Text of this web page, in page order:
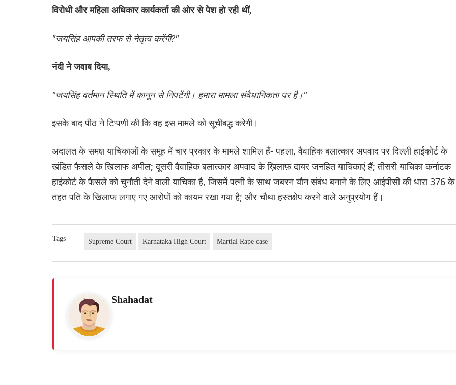
विरोधी और महिला अधिकार कार्यकर्ता की ओर से पेश हो रही थीं,
"जयसिंह आपकी तरफ से नेतृत्व करेंगी?"
नंदी ने जवाब दिया,
"जयसिंह वर्तमान स्थिति में कानून से निपटेंगी। हमारा मामला संवैधानिकता पर है।"
इसके बाद पीठ ने टिप्पणी की कि वह इस मामले को सूचीबद्ध करेगी।
अदालत के समक्ष याचिकाओं के समूह में चार प्रकार के मामले शामिल हैं- पहला, वैवाहिक बलात्कार अपवाद पर दिल्ली हाईकोर्ट के
खंडित फैसले के खिलाफ अपील; दूसरी वैवाहिक बलात्कार अपवाद के ख़िलाफ़ दायर जनहित याचिकाएं हैं; तीसरी याचिका कर्नाटक
हाईकोर्ट के फैसले को चुनौती देने वाली याचिका है, जिसमें पत्नी के साथ जबरन यौन संबंध बनाने के लिए आईपीसी की धारा 376 के
तहत पति के खिलाफ लगाए गए आरोपों को कायम रखा गया है; और चौथा हस्तक्षेप करने वाले अनुप्रयोग हैं।
Tags Supreme Court Karnataka High Court Martial Rape case
Shahadat